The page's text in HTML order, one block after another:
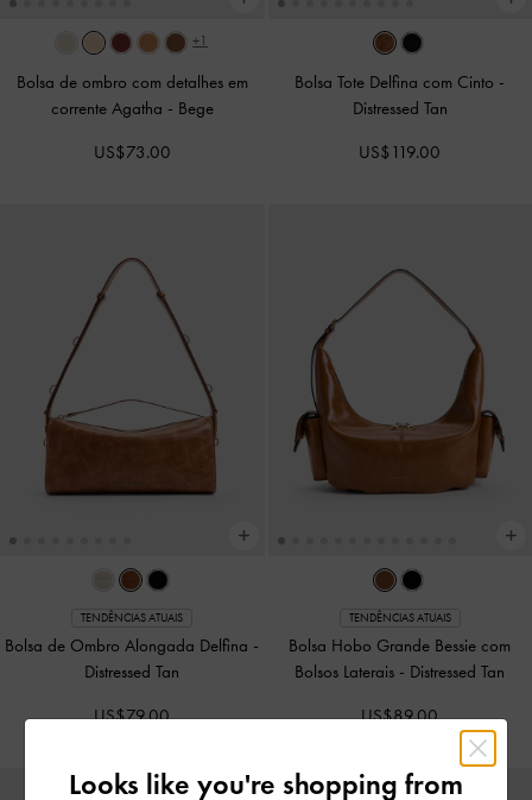
+1
Bolsa de ombro com detalhes em
corrente Agatha - Bege
US$73.00
Bolsa Tote Delfina com Cinto -
Distressed Tan
US$119.00
TENDÊNCIAS ATUAIS
Bolsa de Ombro Alongada Delfina -
Distressed Tan
US$79.00
TENDÊNCIAS ATUAIS
Bolsa Hobo Grande Bessie com
Bolsos Laterais - Distressed Tan
US$89.00
Looks like you're shopping from